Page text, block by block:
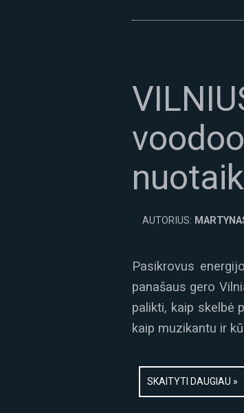
AUTORIUS:
Pasikrovus
panašaus gero
palikti, kaip skelbė
kaip muzikantu ir
SKAITYTI DAUGIAU »